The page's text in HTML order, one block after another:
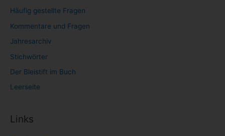
Häufig gestellte Fragen
Kommentare und Fragen
Jahresarchiv
Stichwörter
Der Bleistift im Buch
Leerseite
Links